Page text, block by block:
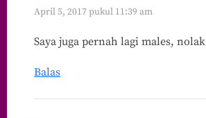
April 5, 2017 pukul 11:39 am
Saya juga pernah lagi males, nolak
Balas